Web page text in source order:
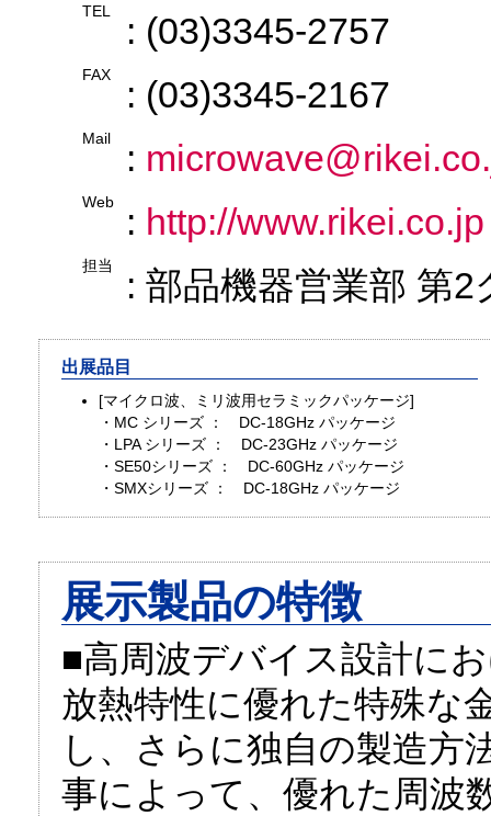
TEL : (03)3345-2757
FAX : (03)3345-2167
Mail :
Web : http://www.rikei.co.jp
担当 : 部品機器営業部 第2
出展品目
[マイクロ波、ミリ波用セラミックパッケージ]
・MC シリーズ ： DC-18GHz パッケージ
・LPA シリーズ ： DC-23GHz パッケージ
・SE50シリーズ ： DC-60GHz パッケージ
・SMXシリーズ ： DC-18GHz パッケージ
展示製品の特徴
■高周波デバイス設計に
放熱特性に優れた特殊な
し、さらに独自の製造方
事によって、優れた周波